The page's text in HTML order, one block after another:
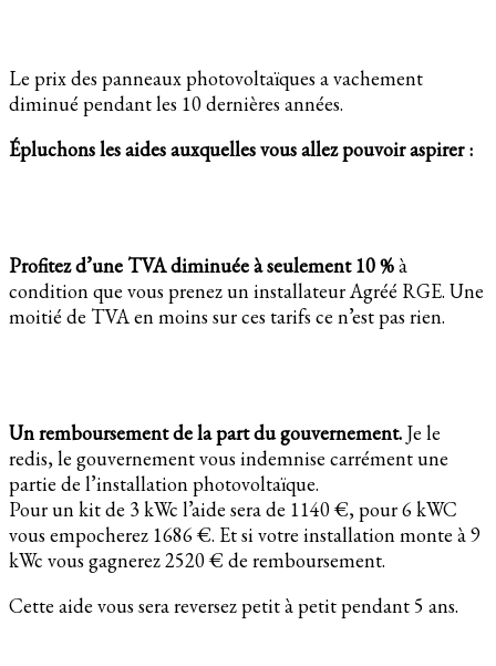
Le prix des panneaux photovoltaïques a vachement
diminué pendant les 10 dernières années.
Épluchons les aides auxquelles vous allez pouvoir aspirer :
Profitez d’une TVA diminuée à seulement 10 %à
condition que vous prenez un installateur Agréé RGE. Une
moitié de TVA en moins sur ces tarifs ce n’est pas rien.
Un remboursement de la part du gouvernement. Je le
redis, le gouvernement vous indemnise carrément une
partie de l’installation photovoltaïque.
Pour un kit de 3 kWc l’aide sera de 1140 €, pour 6 kWC
vous empocherez 1686 €. Et si votre installation monte à 9
kWc vous gagnerez 2520 € de remboursement.
Cette aide vous sera reversez petit à petit pendant 5 ans.